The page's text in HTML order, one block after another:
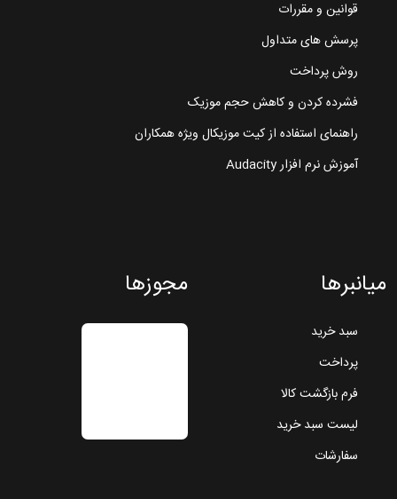
قوانین و مقررات
پرسش های متداول
روش پرداخت
فشرده کردن و کاهش حجم موزیک
راهنمای استفاده از کیت موزیکال ویژه همکاران
آموزش نرم افزار Audacity
میانبرها
سبد خرید
پرداخت
فرم بازگشت کالا
لیست سبد خرید
سفارشات
مجوزها